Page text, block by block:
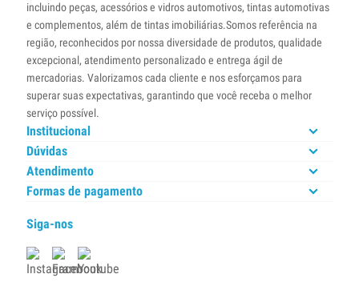
incluindo peças, acessórios e vidros automotivos, tintas automotivas
e complementos, além de tintas imobiliárias.Somos referência na
região, reconhecidos por nossa diversidade de produtos, qualidade
excepcional, atendimento personalizado e entrega ágil de
mercadorias. Valorizamos cada cliente e nos esforçamos para
superar suas expectativas, garantindo que você receba o melhor
serviço possível.
Institucional
Dúvidas
Atendimento
Formas de pagamento
Siga-nos